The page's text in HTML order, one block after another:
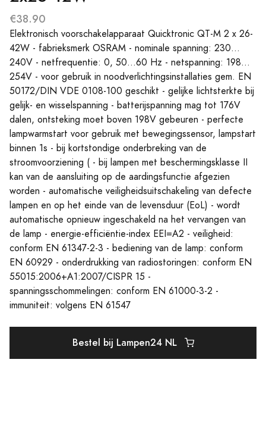
€38.90
Elektronisch voorschakelapparaat Quicktronic QT-M 2 x 26-
42W - fabrieksmerk OSRAM - nominale spanning: 230…
240V - netfrequentie: 0, 50...60 Hz - netspanning: 198…
254V - voor gebruik in noodverlichtingsinstallaties gem. EN
50172/DIN VDE 0108-100 geschikt - gelijke lichtsterkte bij
gelijk- en wisselspanning - batterijspanning mag tot 176V
dalen, ontsteking moet boven 198V gebeuren - perfecte
lampwarmstart voor gebruik met bewegingssensor, lampstart
binnen 1s - bij kortstondige onderbreking van de
stroomvoorziening ( - bij lampen met beschermingsklasse II
kan van de aansluiting op de aardingsfunctie afgezien
worden - automatische veiligheidsuitschakeling van defecte
lampen en op het einde van de levensduur (EoL) - wordt
automatische opnieuw ingeschakeld na het vervangen van
de lamp - energie-efficiëntie-index EEI=A2 - veiligheid:
conform EN 61347-2-3 - bediening van de lamp: conform
EN 60929 - onderdrukking van radiostoringen: conform EN
55015:2006+A1:2007/CISPR 15 -
spanningsschommelingen: conform EN 61000-3-2 -
immuniteit: volgens EN 61547
Bestel bij Lampen24 NL